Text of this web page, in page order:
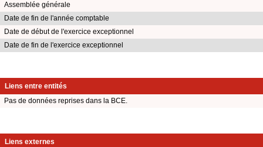
Assemblée générale
Date de fin de l'année comptable
Date de début de l'exercice exceptionnel
Date de fin de l'exercice exceptionnel
Liens entre entités
Pas de données reprises dans la BCE.
Liens externes